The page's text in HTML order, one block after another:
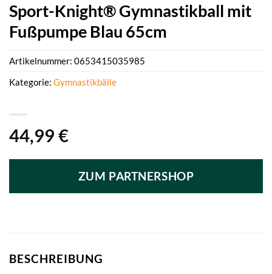
Sport-Knight® Gymnastikball mit
Fußpumpe Blau 65cm
44,99 €
ZUM PARTNERSHOP
Artikelnummer: 0653415035985
Kategorie: Gymnastikbälle
BESCHREIBUNG